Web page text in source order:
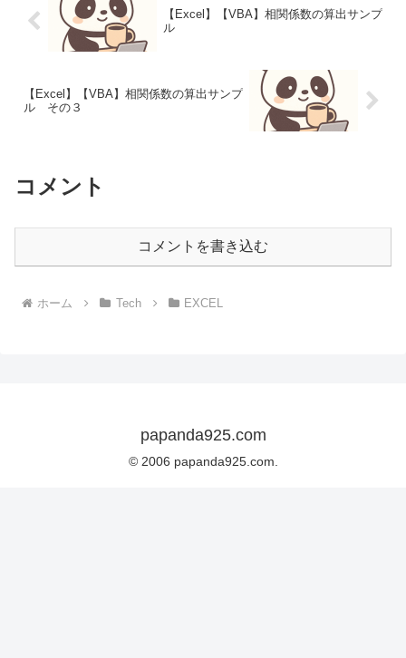
【Excel】【VBA】相関係数の算出サンプ
ル
【Excel】【VBA】相関係数の算出サンプ
ル その３
コメント
コメントを書き込む
ホーム Tech EXCEL
papanda925.com
© 2006 papanda925.com.